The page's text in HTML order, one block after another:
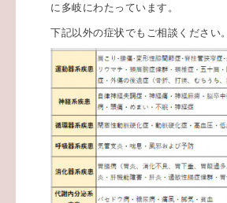
に多岐にわたっています。
下記以外の症状でもご相談ください。